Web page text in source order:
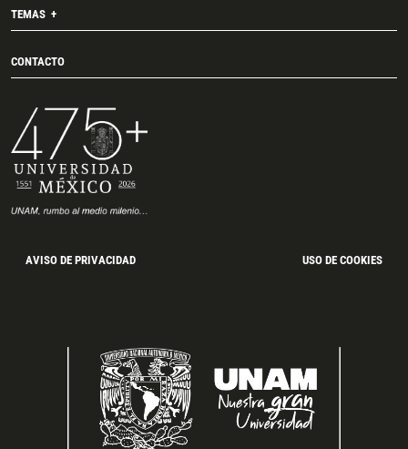
TEMAS
CONTACTO
AVISO DE PRIVACIDAD USO DE COOKIES